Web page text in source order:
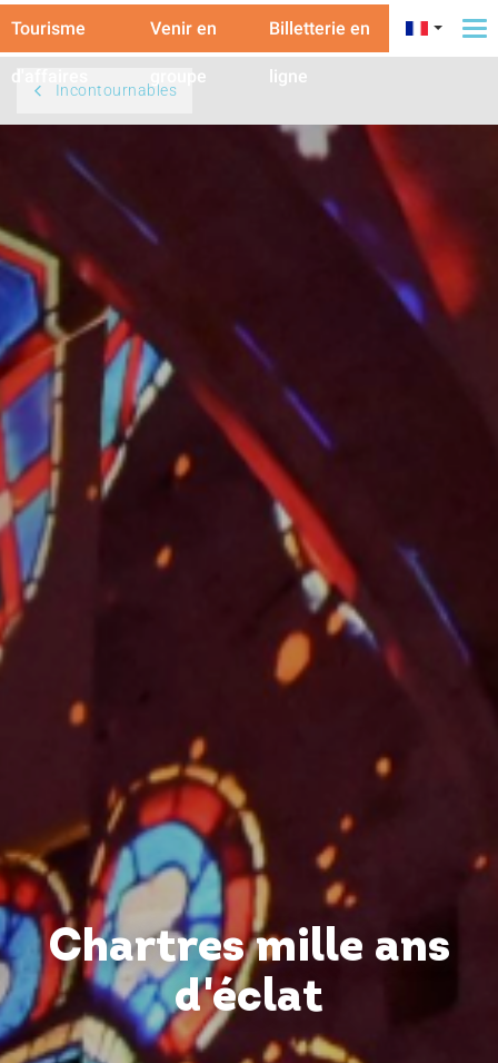
Tourisme
d'affaires
Venir en
groupe
Billetterie en
ligne
Incontournables
Chartres mille ans
d'éclat